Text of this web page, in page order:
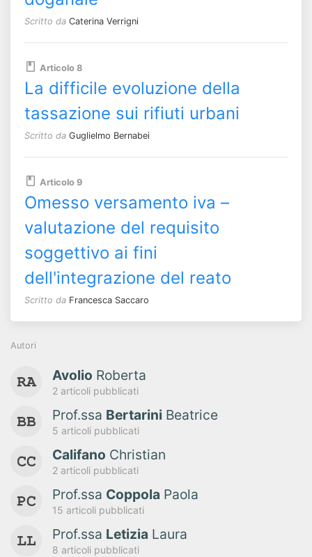
Scritto da Caterina Verrigni
Articolo 8
La difficile evoluzione della
tassazione sui rifiuti urbani
Scritto da Guglielmo Bernabei
Articolo 9
Omesso versamento iva –
valutazione del requisito
soggettivo ai fini
dell'integrazione del reato
Scritto da Francesca Saccaro
Autori
Avolio Roberta
2 articoli pubblicati
Prof.ssa Bertarini Beatrice
5 articoli pubblicati
Califano Christian
2 articoli pubblicati
Prof.ssa Coppola Paola
15 articoli pubblicati
Prof.ssa Letizia Laura
8 articoli pubblicati